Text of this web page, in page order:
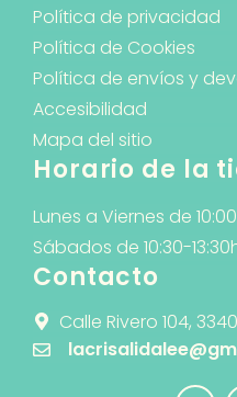
Política de privacidad
Política de Cookies
Política de envíos y
Accesibilidad
Mapa del sitio
Horario de la
Lunes a Viernes de
Sábados de 10:30-
Contacto
Calle Rivero 104,